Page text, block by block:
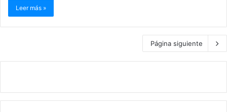
Leer más »
Página siguiente